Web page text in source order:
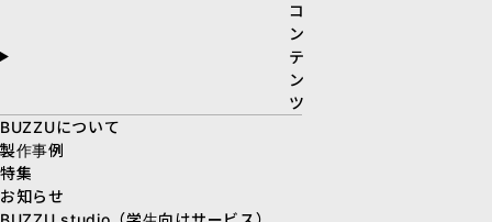
コ
ン
テ
ン
ツ
BUZZUについて
製作事例
特集
お知らせ